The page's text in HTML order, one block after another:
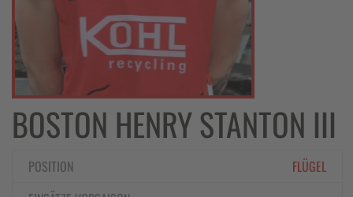
BOSTON HENRY STANTON III
POSITION
FLÜGEL